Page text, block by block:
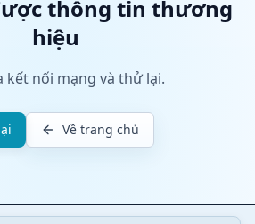
thông tin thương
hiệu
kết nối mạng và thử lại.
Về trang chủ